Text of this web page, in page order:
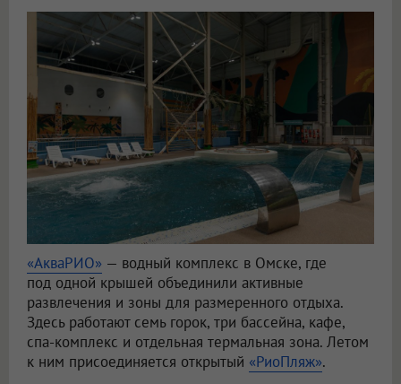
«АкваРИО» — водный комплекс в Омске, где
под одной крышей объединили активные
развлечения и зоны для размеренного отдыха.
Здесь работают семь горок, три бассейна, кафе,
спа-комплекс и отдельная термальная зона. Летом
к ним присоединяется открытый «РиоПляж».